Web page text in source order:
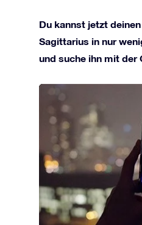
Du kannst jetzt
Sagittarius in nur
und suche ihn mit der